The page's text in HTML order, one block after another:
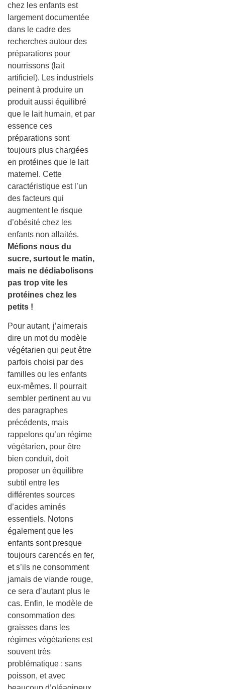
chez les enfants est
largement documentée
dans le cadre des
recherches autour des
préparations pour
nourrissons (lait
artificiel). Les industriels
peinent à produire un
produit aussi équilibré
que le lait humain, et par
essence ces
préparations sont
toujours plus chargées
en protéines que le lait
maternel. Cette
caractéristique est l’un
des facteurs qui
augmentent le risque
d’obésité chez les
enfants non allaités.
Méfions nous du
sucre, surtout le matin,
mais ne dédiabolisons
pas trop vite les
protéines chez les
petits !
Pour autant, j’aimerais
dire un mot du modèle
végétarien qui peut être
parfois choisi par des
familles ou les enfants
eux-mêmes. Il pourrait
sembler pertinent au vu
des paragraphes
précédents, mais
rappelons qu’un régime
végétarien, pour être
bien conduit, doit
proposer un équilibre
subtil entre les
différentes sources
d’acides aminés
essentiels. Notons
également que les
enfants sont presque
toujours carencés en fer,
et s’ils ne consomment
jamais de viande rouge,
ce sera d’autant plus le
cas. Enfin, le modèle de
consommation des
graisses dans les
régimes végétariens est
souvent très
problématique : sans
poisson, et avec